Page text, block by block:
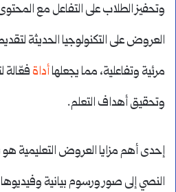
وتحفيز الطلاب على التفاعل مع
العروض على التكنولوجيا الحديثة
مرئية وتفاعلية، مما يجعلهاأداة فعّالة
وتحقيق أهداف التعلم.
إحدى أهم مزايا العروض التعليمية
النصي إلى صور ورسوم بيانية